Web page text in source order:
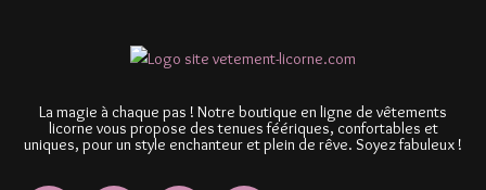
La magie à chaque pas ! Notre boutique en ligne de vêtements
licorne vous propose des tenues féériques, confortables et
uniques, pour un style enchanteur et plein de rêve. Soyez fabuleux !